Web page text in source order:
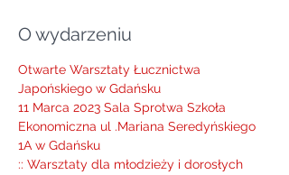
O wydarzeniu
Otwarte Warsztaty Łucznictwa
Japońskiego w Gdańsku
11 Marca 2023 Sala Sprotwa Szkoła
Ekonomiczna ul .Mariana Seredyńskiego
1A w Gdańsku
:: Warsztaty dla młodzieży i dorosłych